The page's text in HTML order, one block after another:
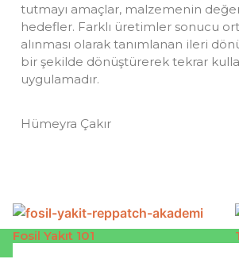
tutmayı amaçlar, malzemenin
hedefler. Farklı üretimler sonucu
alınması olarak tanımlanan ileri
bir şekilde dönüştürerek tekrar
uygulamadır.
Hümeyra Çakır
Fosil Yakıt 101